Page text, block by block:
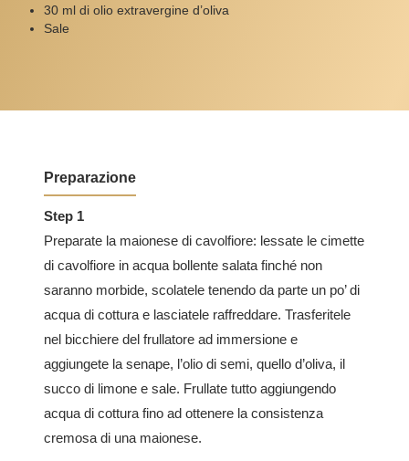
30 ml di olio extravergine d’oliva
Sale
Preparazione
Step 1
Preparate la maionese di cavolfiore: lessate le cimette
di cavolfiore in acqua bollente salata finché non
saranno morbide, scolatele tenendo da parte un po’ di
acqua di cottura e lasciatele raffreddare. Trasferitele
nel bicchiere del frullatore ad immersione e
aggiungete la senape, l’olio di semi, quello d’oliva, il
succo di limone e sale. Frullate tutto aggiungendo
acqua di cottura fino ad ottenere la consistenza
cremosa di una maionese.